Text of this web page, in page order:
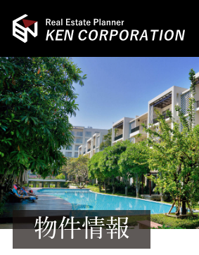
物件情報